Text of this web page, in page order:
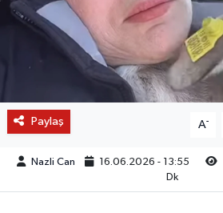
Paylaş A-
Nazli Can 16.06.2026 - 13:55
Dk